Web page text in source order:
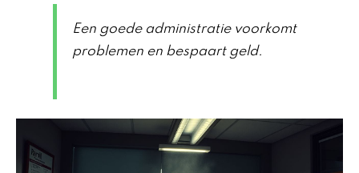
Een goede administratie voorkomt
problemen en bespaart geld.